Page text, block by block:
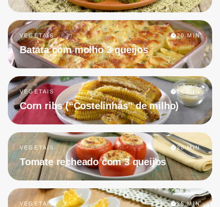
VEGETAIS 20 MIN
Batata com molho 3 queijos
VEGETAIS 25 MIN
Corn ribs (“Costelinhas” de milho)
VEGETAIS 20 MIN
Tomate recheado com 3 queijos
VEGETAIS 25 MIN